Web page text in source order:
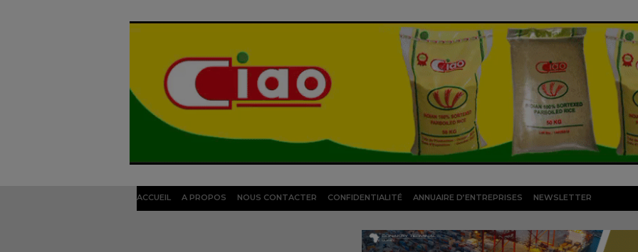
ACCUEIL A PROPOS NOUS CONTACTER CONFIDENTIALITÉ ANNUAIRE D’ENTREPRISES NEWSLETTER